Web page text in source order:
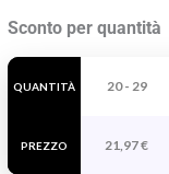
Sconto per quantità
QUANTITÀ
PREZZO
20 - 29
21,97€
Maglioncino
Hilux
Woman